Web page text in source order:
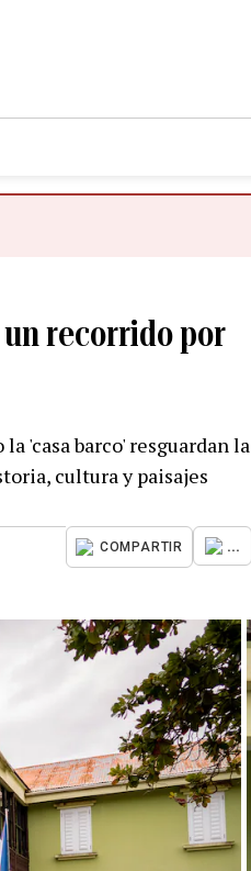
un recorrido por
'casa barco' resguardan la
cultura y paisajes
COMPARTIR ...